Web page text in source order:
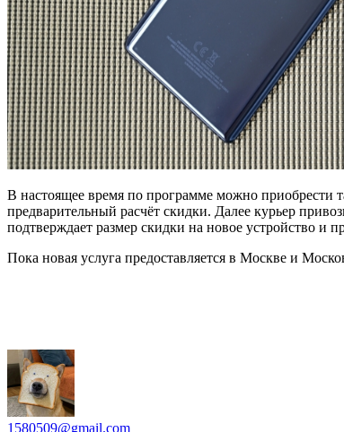
В настоящее время по программе можно приобрести
предварительный расчёт скидки. Далее курьер
подтверждает размер скидки на новое устройство и
Пока новая услуга предоставляется в Москве и
1580509@gmail.com